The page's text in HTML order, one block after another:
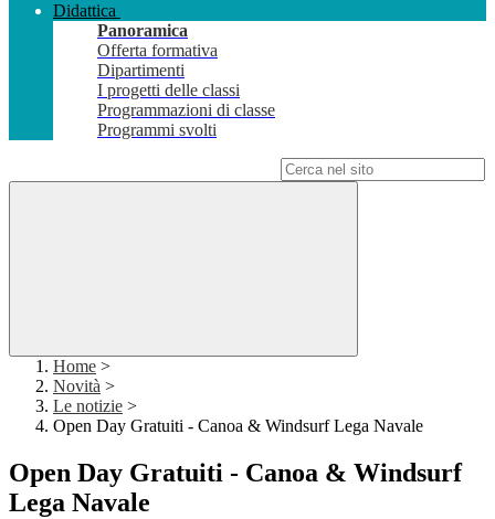
Didattica
Panoramica
Offerta formativa
Dipartimenti
I progetti delle classi
Programmazioni di classe
Programmi svolti
Home >
Novità >
Le notizie >
Open Day Gratuiti - Canoa & Windsurf Lega Navale
Open Day Gratuiti - Canoa & Windsurf
Lega Navale